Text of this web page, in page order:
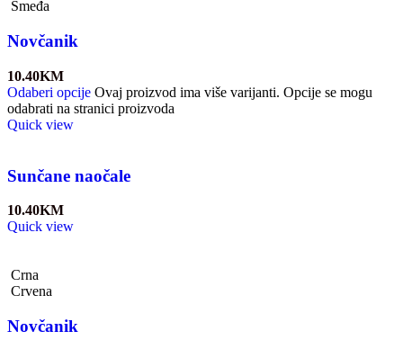
Smeđa
Novčanik
10.40KM
Odaberi opcije Ovaj proizvod ima više varijanti. Opcije se mogu
odabrati na stranici proizvoda
Quick view
Sunčane naočale
10.40KM
Quick view
Crna
Crvena
Novčanik